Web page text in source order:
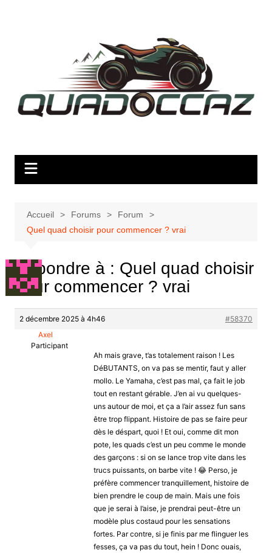
Accueil Forums
Forum
Quel quad choisir pour commencer ? vrai
Répondre à : Quel quad choisir
pour commencer ? vrai
2 décembre 2025 à 4h46
#58370
Axel
Participant
Ah mais grave, t’as totalement raison ! Les
DéBUTANTS, on va pas se mentir, faut y aller
mollo. Le Yamaha, c’est pas mal, ça fait le job
tout en restant gérable. J’en ai vu quelques-
uns autour de moi, et ça a l’air assez fun sans
être trop flippant. Histoire de pas se faire peur
dès le déspart, quoi ! Et oui, comme dit mon
pote, les quads c’est un peu comme le monde
des garçons : si on se lance trop vite dans les
trucs puissants, on barbe vite ! 😂 Perso, je
préfère commencer tranquillement, histoire de
bien prendre le coup de main. Mais une fois
que je serai à l’aise, je prendrai peut-être un
modèle plus costaud pour les sensations
fortes. Par contre, si je finis par me flinguer les
fesses, ça va pas du tout, hein ! Donc ouais,